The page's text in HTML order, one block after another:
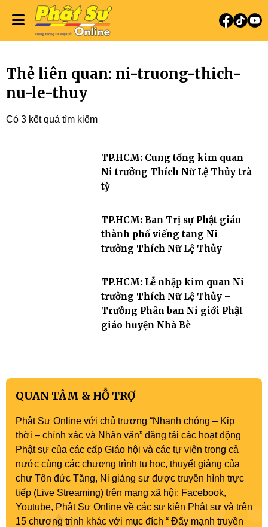
Thẻ liên quan: ni-truong-thich-
nu-le-thuy
Có 3 kết quả tìm kiếm
TP.HCM: Cung tống kim quan
Ni trưởng Thích Nữ Lệ Thủy trà
tỳ
TP.HCM: Ban Trị sự Phật giáo
thành phố viếng tang Ni
trưởng Thích Nữ Lệ Thủy
TP.HCM: Lễ nhập kim quan Ni
trưởng Thích Nữ Lệ Thủy –
Trưởng Phân ban Ni giới Phật
giáo huyện Nhà Bè
QUAN TÂM & HỖ TRỢ
Phật Sự Online với chủ trương “Nhanh chóng – Kịp
thời – chính xác và Nhân văn” đăng tải các hoạt động
Phật sự của các cấp Giáo hội và các tự viện trong cả
nước cùng các chương trình tu học, thuyết giảng của
chư Tôn đức Tăng, Ni giảng sư được truyền hình trực
tiếp (Live Streaming) trên mạng xã hội: Facebook,
Youtube, Phật Sự Online về các sự kiện Phật sự và trên
15 chương trình khác với mục đích “ Đẩy mạnh truyền